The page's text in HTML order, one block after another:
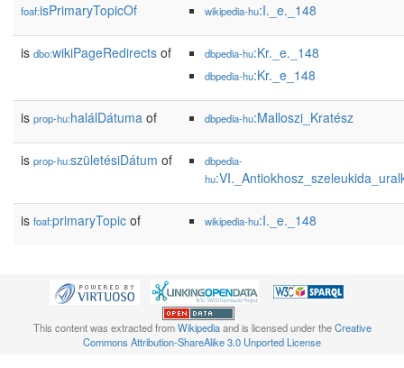
foaf:isPrimaryTopicOf wikipedia-hu:I._e._148
is dbo:wikiPageRedirects of dbpedia-hu:Kr._e._148
dbpedia-hu:Kr._e_148
is prop-hu:halálDátuma of dbpedia-hu:Malloszi_Kratész
is prop-hu:születésiDátum of
dbpedia-
hu
is foaf:primaryTopic of wikipedia-hu:I._e._148
This content was extracted fromWikipediaand is licensed under theCreative
Commons Attribution-ShareAlike 3.0 Unported License